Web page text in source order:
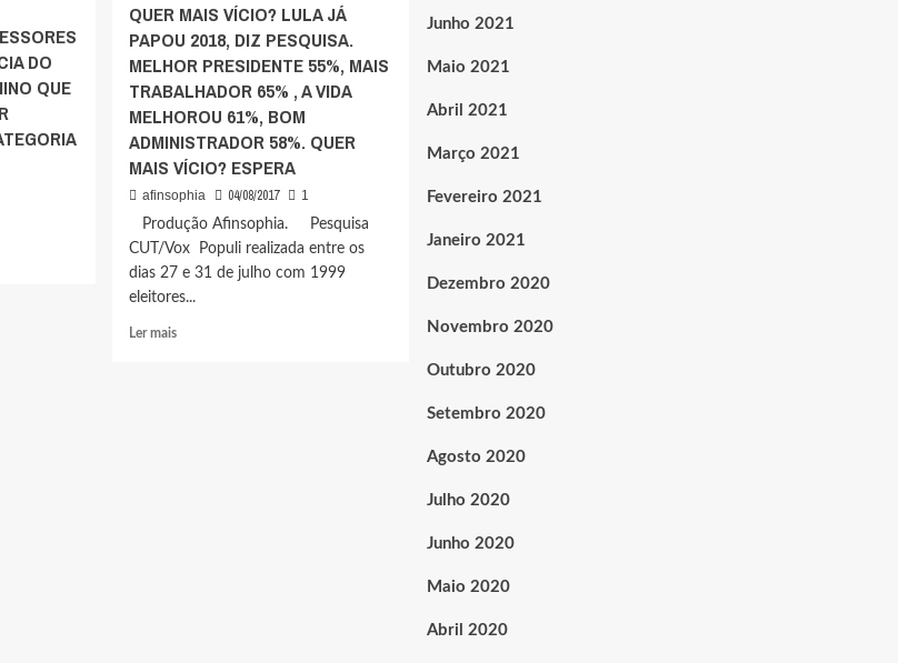
DESVELAMENTO-
EXISTIR
COMO
SER
REVOLUCIONÁRIO-
HISTÓRICO
DO
QUE
QUER MAIS VÍCIO? LULA JÁ
PAPOU 2018, DIZ PESQUISA.
MELHOR PRESIDENTE 55%, MAIS
TRABALHADOR 65% , A VIDA
MELHOROU 61%, BOM
ADMINISTRADOR 58%. QUER
MAIS VÍCIO? ESPERA
afinsophia 04/08/2017
1
Produção Afinsophia. Pesquisa
CUT/Vox Populi realizada entre os
dias 27 e 31 de julho com 1999
eleitores...
Ler maisLeia
Junho 2021
Maio 2021
Abril 2021
Março 2021
Fevereiro 2021
Janeiro 2021
Dezembro 2020
Novembro 2020
Outubro 2020
Setembro 2020
Agosto 2020
Julho 2020
Junho 2020
Maio 2020
Abril 2020